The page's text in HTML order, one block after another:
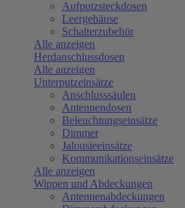
Aufputzsteckdosen
Leergehäuse
Schalterzubehör
Alle anzeigen
Herdanschlussdosen
Alle anzeigen
Unterputzeinsätze
Anschlusssäulen
Antennendosen
Beleuchtungseinsätze
Dimmer
Jalousieeinsätze
Kommunikationseinsätze
Alle anzeigen
Wippen und Abdeckungen
Antennenabdeckungen